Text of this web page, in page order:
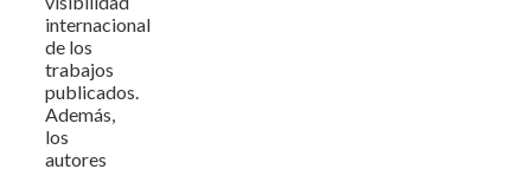
internacional
de los
trabajos
publicados.
Además,
los
autores